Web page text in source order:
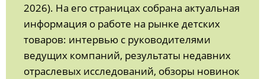
2026). На его страницах собрана актуальная
информация о работе на рынке детских
товаров: интервью с руководителями
ведущих компаний, результаты недавних
отраслевых исследований, обзоры новинок